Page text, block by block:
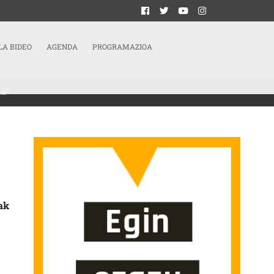
BIDEO AGENDA PROGRAMAZIOA
PROZESURA BATZEA DA GURE HELBURUA” SARRERAN